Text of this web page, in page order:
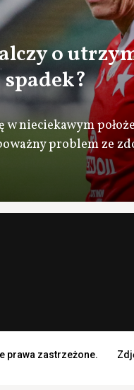
o
w nieciekawym
problem ze
prawa zastrzeżone.